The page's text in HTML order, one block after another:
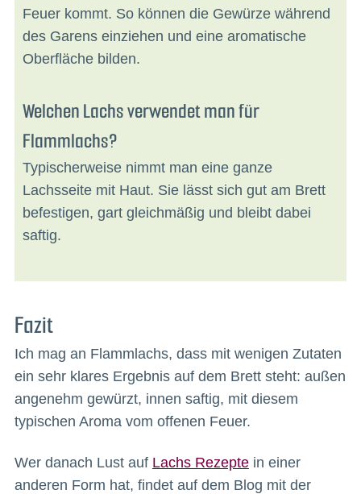
Feuer kommt. So können die Gewürze während
des Garens einziehen und eine aromatische
Oberfläche bilden.
Welchen Lachs verwendet man für
Flammlachs?
Typischerweise nimmt man eine ganze
Lachsseite mit Haut. Sie lässt sich gut am Brett
befestigen, gart gleichmäßig und bleibt dabei
saftig.
Fazit
Ich mag an Flammlachs, dass mit wenigen Zutaten
ein sehr klares Ergebnis auf dem Brett steht: außen
angenehm gewürzt, innen saftig, mit diesem
typischen Aroma vom offenen Feuer.
Wer danach Lust auf Lachs Rezeptein einer
anderen Form hat, findet auf dem Blog mit der